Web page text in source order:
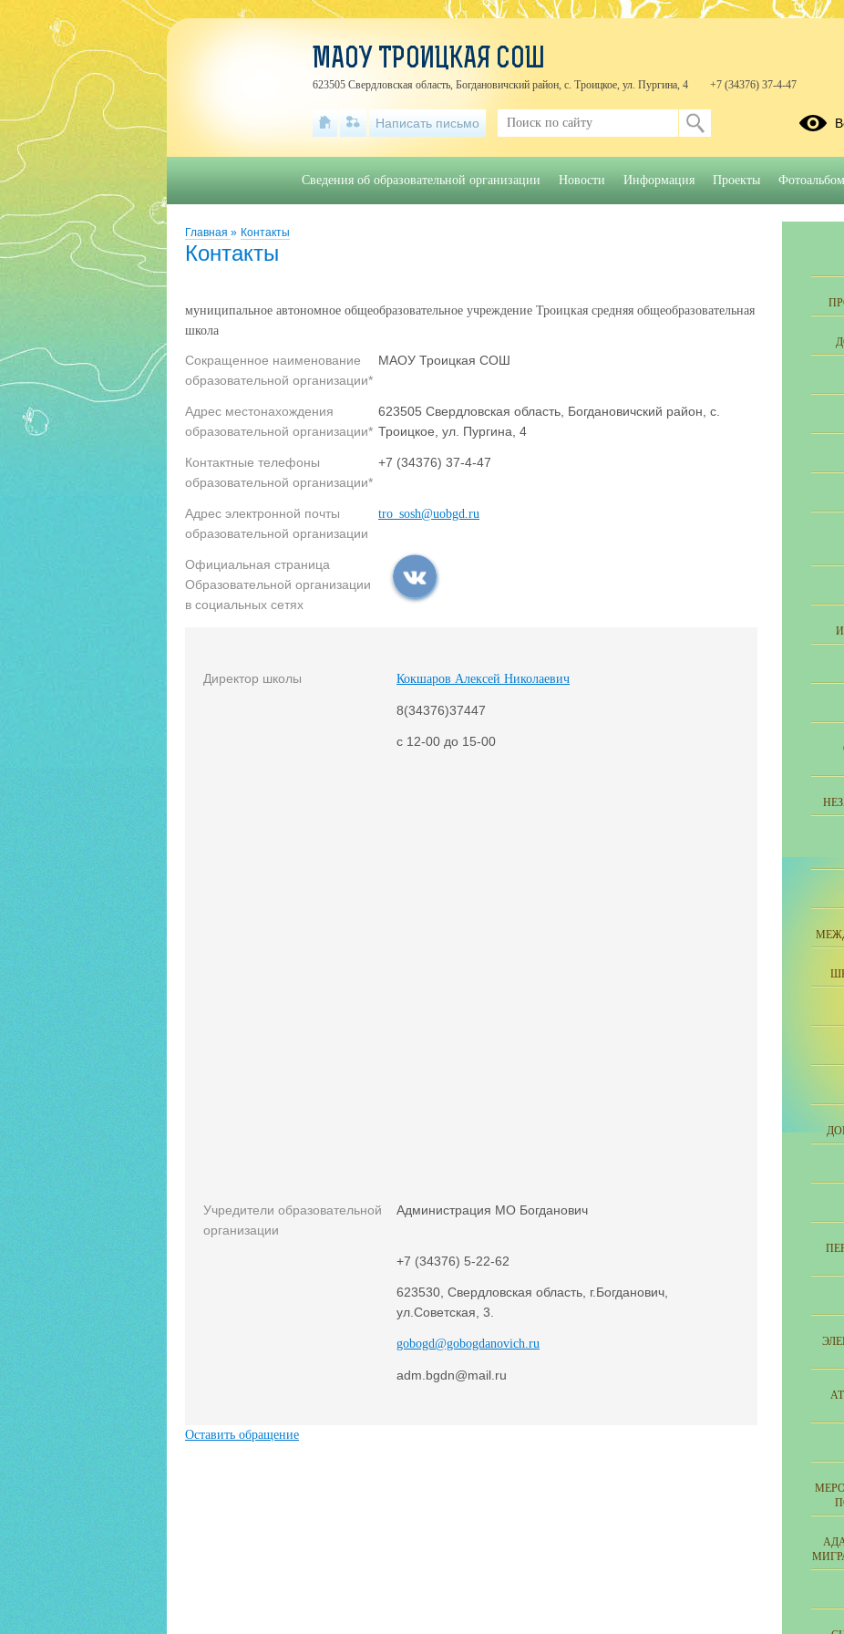
Главная » Контакты
Контакты
муниципальное автономное общеобразовательное учреждение Троицкая средняя общеобразовательная
школа
Сокращенное наименование
образовательной организации*
МАОУ Троицкая СОШ
Адрес местонахождения
образовательной организации*
623505 Свердловская область, Богдановичский район, с.
Троицкое, ул. Пургина, 4
Контактные телефоны
образовательной организации*
+7 (34376) 37-4-47
Адрес электронной почты
образовательной организации
tro_sosh@uobgd.ru
Официальная страница
Образовательной организации
в социальных сетях
Директор школы Кокшаров Алексей Николаевич
8(34376)37447
с 12-00 до 15-00
Учредители образовательной
организации
Администрация МО Богданович
+7 (34376) 5-22-62
623530, Свердловская область, г.Богданович,
ул.Советская, 3.
gobogd@gobogdanovich.ru
adm.bgdn@mail.ru
Оставить обращение
МАОУ ТРОИЦКАЯ СОШ
623505 Свердловская область, Богдановичский район, с. Троицкое, ул. Пургина, 4 +7 (34376) 37-4-47
Написать письмо
Сведения об образовательной организации Новости Информация Проекты